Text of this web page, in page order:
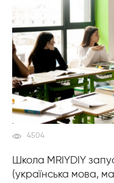
4504
Школа MRIYDIY
(українська мова,